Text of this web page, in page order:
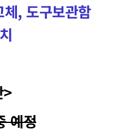
, 도구보관함
>
예정